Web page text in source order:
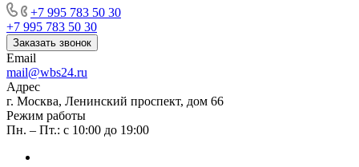
+7 995 783 50 30
+7 995 783 50 30
Заказать звонок
Email
mail@wbs24.ru
Адрес
г. Москва, Ленинский проспект, дом 66
Режим работы
Пн. – Пт.: с 10:00 до 19:00